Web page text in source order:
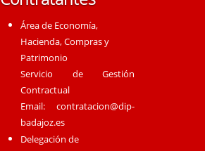
Área de Economía,
Hacienda, Compras y
Patrimonio
Servicio de Gestión
Contractual
Email:contratacion@dip-
badajoz.es
Delegación de